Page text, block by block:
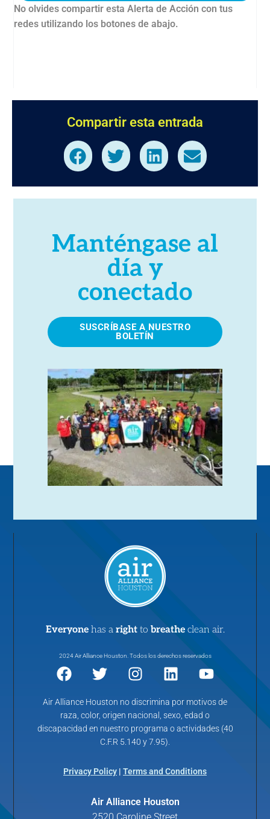
No olvides compartir esta Alerta de Acción con tus
redes utilizando los botones de abajo.
Compartir esta entrada
Manténgase al
día y
conectado
SUSCRÍBASE A NUESTRO
BOLETÍN
Everyone has a right to breathe clean air.
2024 Air Alliance Houston. Todos los derechos reservados
Air Alliance Houston no discrimina por motivos de
raza, color, origen nacional, sexo, edad o
discapacidad en nuestro programa o actividades (40
C.F.R 5.140 y 7.95).
Privacy Policy | Terms and Conditions
Air Alliance Houston
2520 Caroline Street